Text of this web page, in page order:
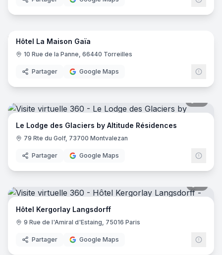
23
Hôtel La Maison Gaïa
10 Rue de la Panne, 66440 Torreilles
Partager Google Maps
Le Lodge des Glaciers by Altitude Résidences
79 Rte du Golf, 73700 Montvalezan
Partager Google Maps
Hôtel Kergorlay Langsdorff
9 Rue de l'Amiral d'Estaing, 75016 Paris
Partager Google Maps